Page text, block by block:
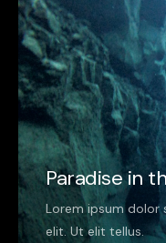
Paradise in
Lorem ipsum dolor
elit. Ut elit tellus.